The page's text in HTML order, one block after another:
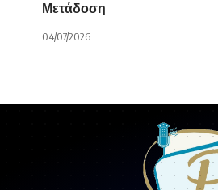
Μετάδοση
04/07/2026